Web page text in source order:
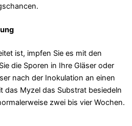
ist, impfen Sie es mit den
die Sporen in Ihre Gläser oder
nach der Inokulation an einen
das Myzel das Substrat besiedeln
zwei bis vier Wochen.